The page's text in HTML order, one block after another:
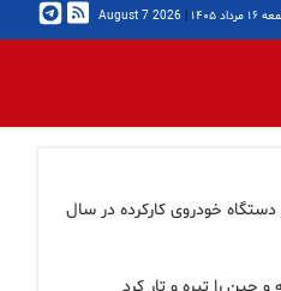
مرداد ۱۴۰۵ |
2026 August 7
واردات ۲۵ هزار دستگاه خودروی کارکرده در سال